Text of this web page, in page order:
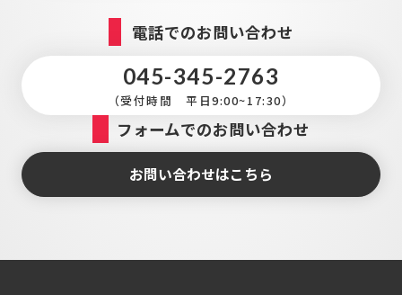
電話でのお問い合わせ
045-345-2763
（受付時間 平日9:00~17:30）
フォームでのお問い合わせ
お問い合わせはこちら